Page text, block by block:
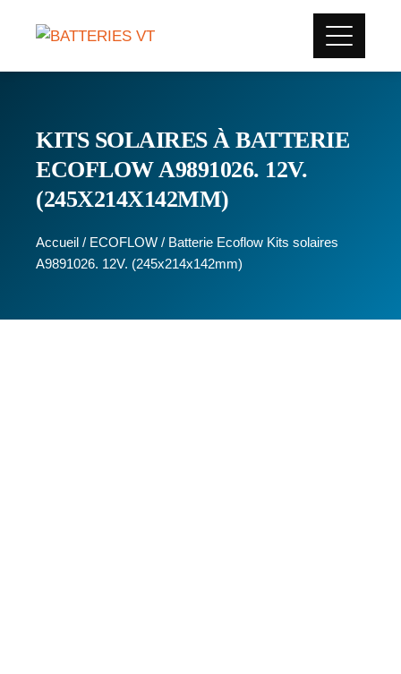
KITS SOLAIRES À BATTERIE
ECOFLOW A9891026. 12V.
(245X214X142MM)
Accueil / ECOFLOW / Batterie Ecoflow Kits solaires
A9891026. 12V. (245x214x142mm)